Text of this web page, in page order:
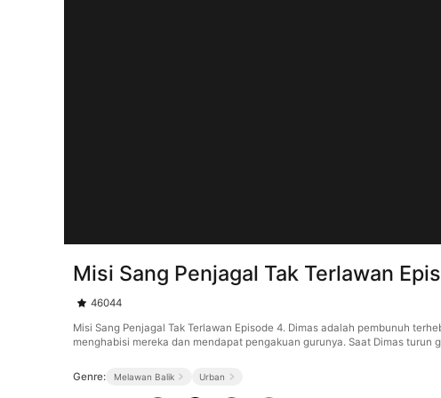
Misi Sang Penjagal Tak Terlawan
46044
Misi Sang Penjagal Tak Terlawan Episode 4. Dimas adalah pembunuh
menghabisi mereka dan mendapat pengakuan gurunya. Saat Dimas
Genre: Melawan Balik Urban